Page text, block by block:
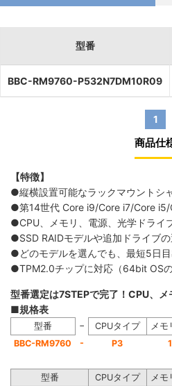
型番
BBC-RM9760-P532N7DM10R09
1
商品仕
【特徴】
●縦横設置可能なラックマウントシ
●第14世代 Core i9/Core i7/Core i5/
●CPU、メモリ、電源、光学ドライ
●SSD RAIDモデルや追加ドライブ
●どのモデルを選んでも、最短5日目
●TPM2.0チップに対応（64bit OS
型番選定は7STEPで完了！CPU、
■規格表
型番 − CPUタイプ メモ
BBC-RM9760
- P3
型番 CPUタイプ メモ